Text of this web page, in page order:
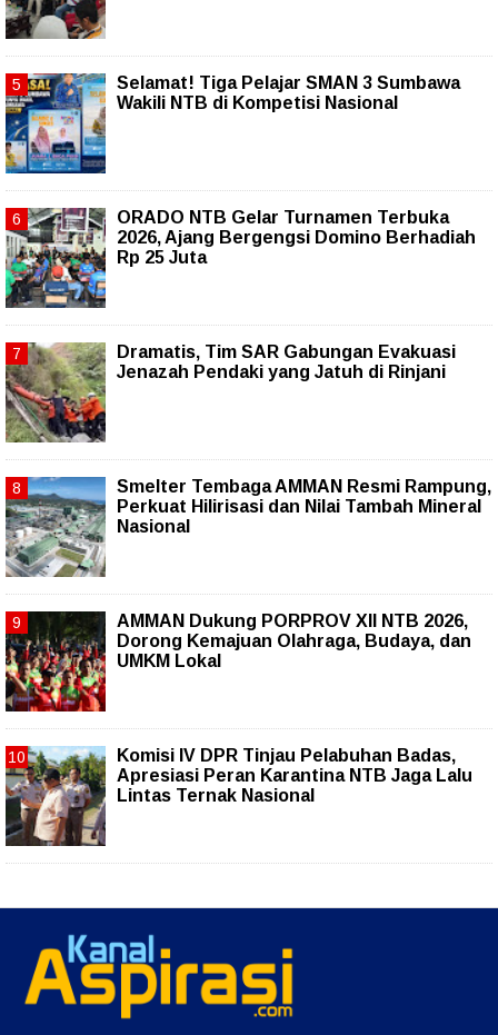
Selamat! Tiga Pelajar SMAN 3 Sumbawa
Wakili NTB di Kompetisi Nasional
ORADO NTB Gelar Turnamen Terbuka
2026, Ajang Bergengsi Domino Berhadiah
Rp 25 Juta
Dramatis, Tim SAR Gabungan Evakuasi
Jenazah Pendaki yang Jatuh di Rinjani
Smelter Tembaga AMMAN Resmi Rampung,
Perkuat Hilirisasi dan Nilai Tambah Mineral
Nasional
AMMAN Dukung PORPROV XII NTB 2026,
Dorong Kemajuan Olahraga, Budaya, dan
UMKM Lokal
Komisi IV DPR Tinjau Pelabuhan Badas,
Apresiasi Peran Karantina NTB Jaga Lalu
Lintas Ternak Nasional